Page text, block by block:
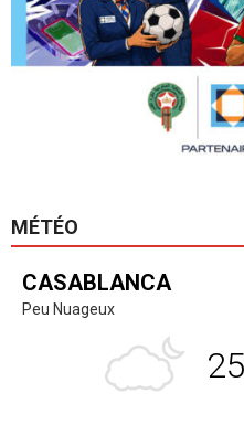
MÉTÉO
CASABLANCA
Peu Nuageux